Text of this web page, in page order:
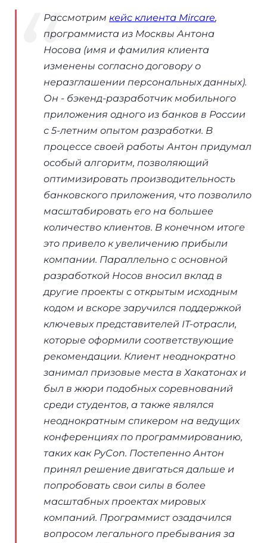
Рассмотрим кейс клиента Mircare,
программиста из Москвы Антона
Носова (имя и фамилия клиента
изменены согласно договору о
неразглашении персональных данных).
Он - бэкенд-разработчик мобильного
приложения одного из банков в России
с 5-летним опытом разработки. В
процессе своей работы Антон придумал
особый алгоритм, позволяющий
оптимизировать производительность
банковского приложения, что позволило
масштабировать его на большее
количество клиентов. В конечном итоге
это привело к увеличению прибыли
компании. Параллельно с основной
разработкой Носов вносил вклад в
другие проекты с открытым исходным
кодом и вскоре заручился поддержкой
ключевых представителей IT-отрасли,
которые оформили соответствующие
рекомендации. Клиент неоднократно
занимал призовые места в Хакатонах и
был в жюри подобных соревнований
среди студентов, а также являлся
неоднократным спикером на ведущих
конференциях по программированию,
таких как PyCon. Постепенно Антон
принял решение двигаться дальше и
попробовать свои силы в более
масштабных проектах мировых
компаний. Программист озадачился
вопросом легального пребывания за